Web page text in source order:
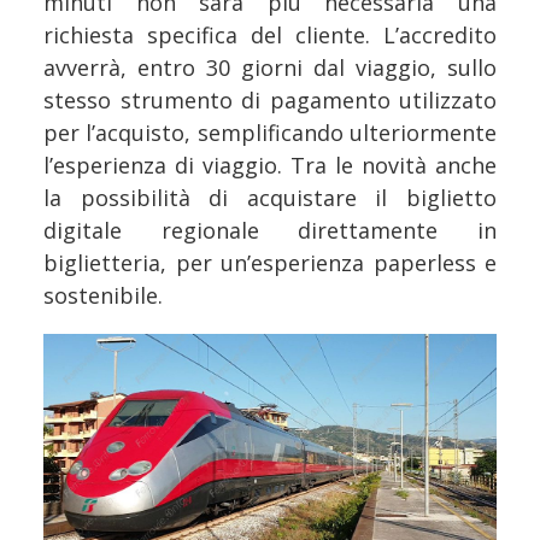
richiesta specifica del cliente. L’accredito
avverrà, entro 30 giorni dal viaggio, sullo
stesso strumento di pagamento utilizzato
per l’acquisto, semplificando ulteriormente
l’esperienza di viaggio. Tra le novità anche
la possibilità di acquistare il biglietto
digitale regionale direttamente in
biglietteria, per un’esperienza paperless e
sostenibile.